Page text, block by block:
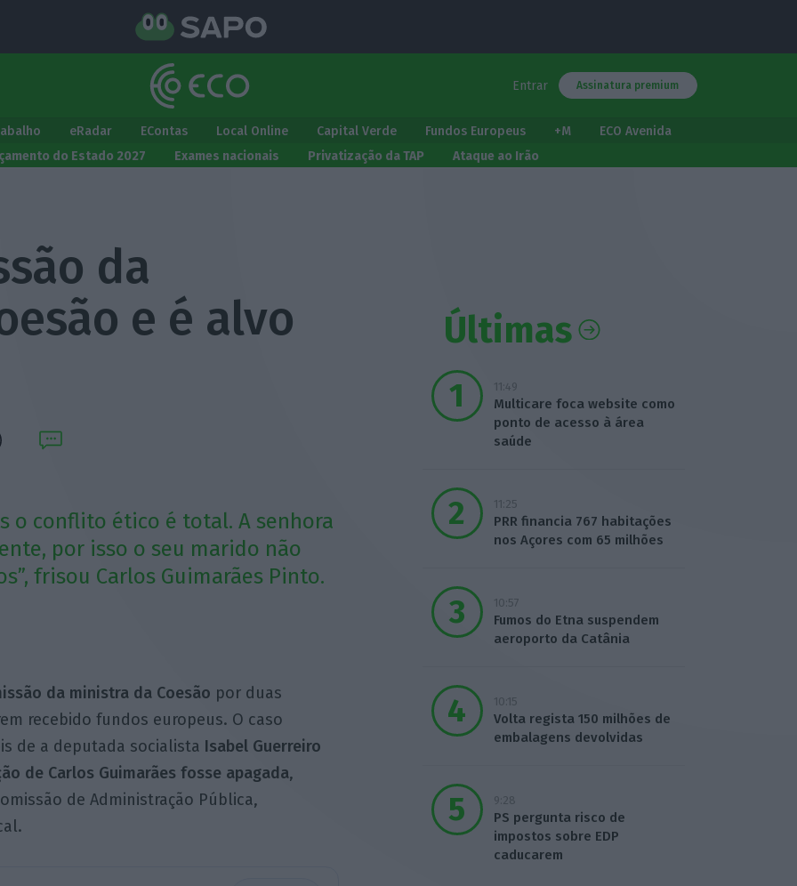
Entrar Assinatura premium
eRadar EContas Local Online Capital Verde Fundos Europeus +M
ECO Avenida
do Estado 2027 Exames nacionais Privatização da TAP Ataque ao Irão
da
e é alvo
o conflito ético é total. A senhora
por isso o seu marido não
frisou Carlos Guimarães Pinto.
da ministra da Coesão por duas
recebido fundos europeus. O caso
de a deputada socialista Isabel Guerreiro
de Carlos Guimarães fosse apagada,
de Administração Pública,
Últimas
11:49
Multicare foca website como
ponto de acesso à área
saúde
11:25
PRR financia 767 habitações
nos Açores com 65 milhões
10:57
Fumos do Etna suspendem
aeroporto da Catânia
10:15
Volta regista 150 milhões de
embalagens devolvidas
9:28
PS pergunta risco de
impostos sobre EDP
caducarem